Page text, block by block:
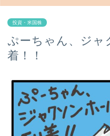
投資・米国株
ぷーちゃん、ジャ
着！！